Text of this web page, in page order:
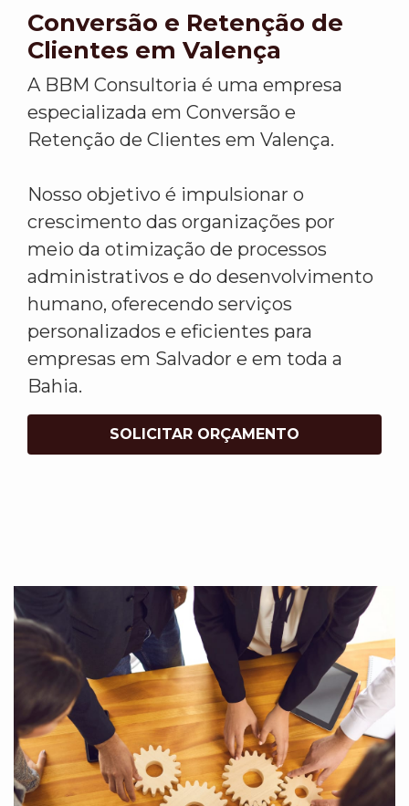
Conversão e Retenção de
Clientes em Valença
A BBM Consultoria é uma empresa
especializada em Conversão e
Retenção de Clientes em Valença.
Nosso objetivo é impulsionar o
crescimento das organizações por
meio da otimização de processos
administrativos e do desenvolvimento
humano, oferecendo serviços
personalizados e eficientes para
empresas em Salvador e em toda a
Bahia.
SOLICITAR ORÇAMENTO